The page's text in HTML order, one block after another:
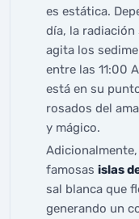
es estática.
día, la
agita los
entre las 11:00
está en su
rosados del
y mágico.
famosas islas
sal blanca que
generando un